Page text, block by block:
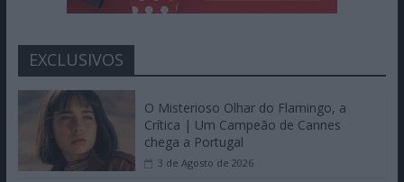
EXCLUSIVOS
O Misterioso Olhar do Flamingo, a
Crítica | Um Campeão de Cannes
chega a Portugal
3 de Agosto de 2026